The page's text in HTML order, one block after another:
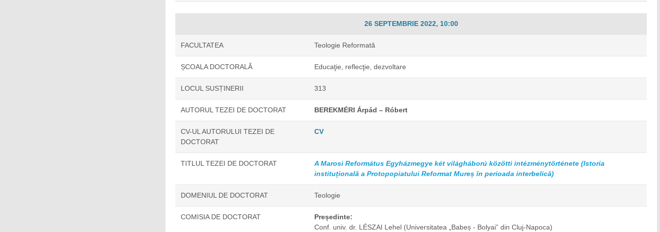
26 SEPTEMBRIE 2022, 10:00
FACULTATEA Teologie Reformată
ȘCOALA DOCTORALĂ Educaţie, reflecţie, dezvoltare
LOCUL SUSȚINERII 313
AUTORUL TEZEI DE DOCTORAT BEREKMÉRI Árpád – Róbert
CV-UL AUTORULUI TEZEI DE
DOCTORAT
CV
TITLUL TEZEI DE DOCTORAT
A Marosi Református Egyházmegye két világháború közötti intézménytörténete (Istoria
instituțională a Protopopiatului Reformat Mureș în perioada interbelică)
DOMENIUL DE DOCTORAT Teologie
COMISIA DE DOCTORAT
Președinte:
Conf. univ. dr. LÉSZAI Lehel (Universitatea „Babeș - Bolyai” din Cluj-Napoca)